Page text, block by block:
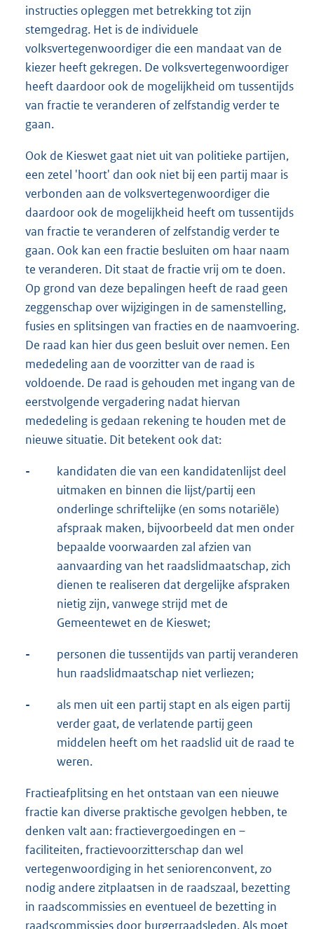
instructies opleggen met betrekking tot zijn
stemgedrag. Het is de individuele
volksvertegenwoordiger die een mandaat van de
kiezer heeft gekregen. De volksvertegenwoordiger
heeft daardoor ook de mogelijkheid om tussentijds
van fractie te veranderen of zelfstandig verder te
gaan.
Ook de Kieswet gaat niet uit van politieke partijen,
een zetel 'hoort' dan ook niet bij een partij maar is
verbonden aan de volksvertegenwoordiger die
daardoor ook de mogelijkheid heeft om tussentijds
van fractie te veranderen of zelfstandig verder te
gaan. Ook kan een fractie besluiten om haar naam
te veranderen. Dit staat de fractie vrij om te doen.
Op grond van deze bepalingen heeft de raad geen
zeggenschap over wijzigingen in de samenstelling,
fusies en splitsingen van fracties en de naamvoering.
De raad kan hier dus geen besluit over nemen. Een
mededeling aan de voorzitter van de raad is
voldoende. De raad is gehouden met ingang van de
eerstvolgende vergadering nadat hiervan
mededeling is gedaan rekening te houden met de
nieuwe situatie. Dit betekent ook dat:
-
kandidaten die van een kandidatenlijst deel
uitmaken en binnen die lijst/partij een
onderlinge schriftelijke (en soms notariële)
afspraak maken, bijvoorbeeld dat men onder
bepaalde voorwaarden zal afzien van
aanvaarding van het raadslidmaatschap, zich
dienen te realiseren dat dergelijke afspraken
nietig zijn, vanwege strijd met de
Gemeentewet en de Kieswet;
-
personen die tussentijds van partij veranderen
hun raadslidmaatschap niet verliezen;
-
als men uit een partij stapt en als eigen partij
verder gaat, de verlatende partij geen
middelen heeft om het raadslid uit de raad te
weren.
Fractieafplitsing en het ontstaan van een nieuwe
fractie kan diverse praktische gevolgen hebben, te
denken valt aan: fractievergoedingen en –
faciliteiten, fractievoorzitterschap dan wel
vertegenwoordiging in het seniorenconvent, zo
nodig andere zitplaatsen in de raadszaal, bezetting
in raadscommissies en eventueel de bezetting in
raadscommissies door burgerraadsleden. Als moet